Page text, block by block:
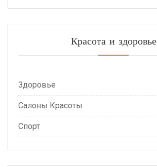
Красота и здоровье
Здоровье
Салоны Красоты
Спорт